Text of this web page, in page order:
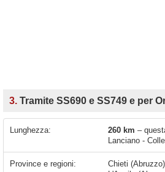
3. Tramite SS690 e SS749 e per
Lunghezza: 260 km –
Lanciano -
Province e regioni:
Chieti